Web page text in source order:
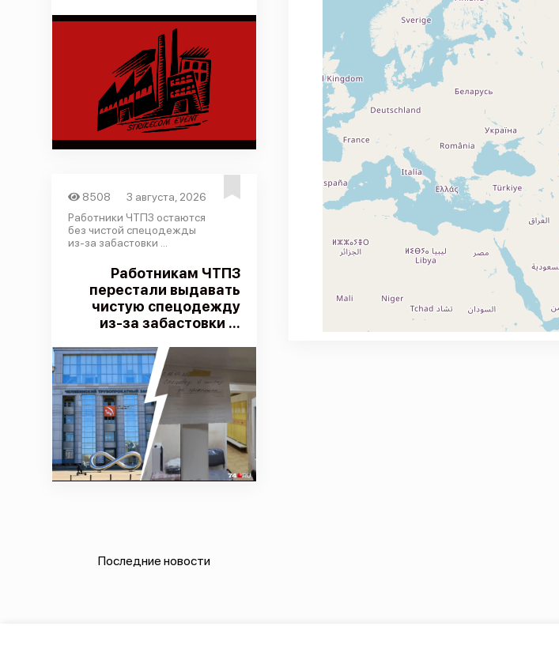
8508
3 августа, 2026
Работники ЧТПЗ остаются
без чистой спецодежды
из-за забастовки ...
Работникам ЧТПЗ
перестали выдавать
чистую спецодежду
из-за забастовки ...
Последние новости